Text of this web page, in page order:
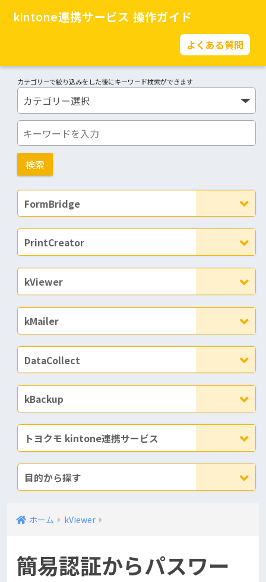
kintone連携サービス 操作ガイド
よくある質問
カテゴリーで絞り込みをした後にキーワード検索ができます
FormBridge
PrintCreator
kViewer
kMailer
DataCollect
kBackup
トヨクモ kintone連携サービス
目的から探す
ホーム kViewer
簡易認証からパスワー